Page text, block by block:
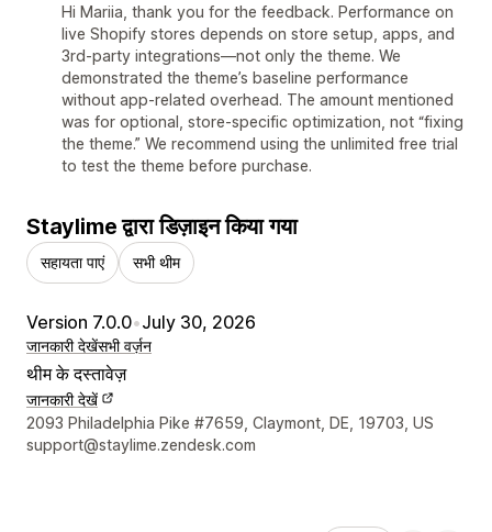
Hi Mariia, thank you for the feedback. Performance on
live Shopify stores depends on store setup, apps, and
3rd-party integrations—not only the theme. We
demonstrated the theme’s baseline performance
without app-related overhead. The amount mentioned
was for optional, store-specific optimization, not “fixing
the theme.” We recommend using the unlimited free trial
to test the theme before purchase.
Staylime द्वारा डिज़ाइन किया गया
सहायता पाएं सभी थीम
Version 7.0.0•July 30, 2026
जानकारी देखेंसभी वर्ज़न
थीम के दस्तावेज़
जानकारी देखें
डिज़ाइनर के संपर्क की जानकारी
2093 Philadelphia Pike #7659, Claymont, DE, 19703, US
support@staylime.zendesk.com